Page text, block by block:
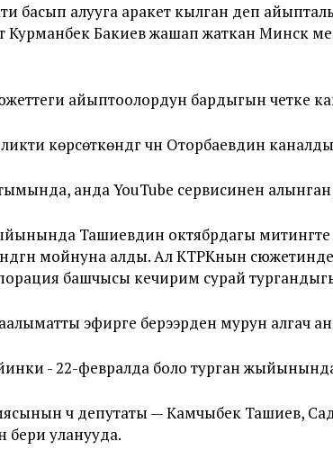
басып алууга аракет кылган деп
Курманбек Бакиев жашап жаткан Минск
айыптоолордун бардыгын четке
көрсөткөндүгү үчүн Оторбаевдин
анда YouTube сервисинен алынган
Ташиевдин октябрдагы
мойнуна алды. Ал КТРКнын
башчысы кечирим сурай
эфирге берээрден мурун алгач
- 22-февралда боло турган
үч депутаты — Камчыбек Ташиев,
бери уланууда.